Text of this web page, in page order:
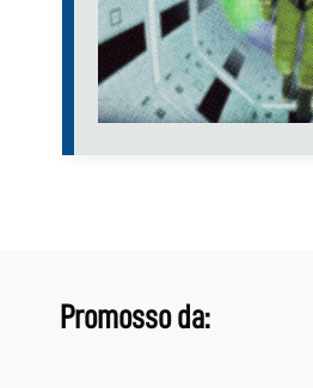
Promosso da: